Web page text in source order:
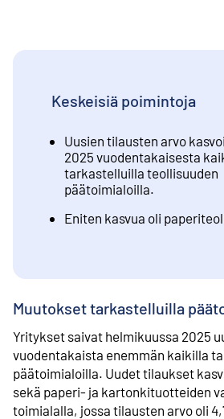
Keskeisiä poimintoja
Uusien tilausten arvo
2025 vuodentakaisesta
tarkastelluilla teollisuuden
päätoimialoilla.
Eniten kasvua oli
Muutokset tarkastelluilla
Yritykset saivat helmikuussa 2025
vuodentakaista enemmän kaikilla
päätoimialoilla. Uudet tilaukset
sekä paperi- ja kartonkituotteiden
toimialalla, jossa tilausten arvo oli